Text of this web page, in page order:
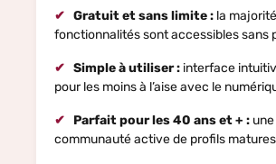
Gratuit et sans limite : la
fonctionnalités sont accessibles sans
Simple à utiliser : interface
pour les moins à l’aise avec le
Parfait pour les 40 ans et + : une
communauté active de profils